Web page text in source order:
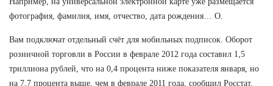
фотография, фамилия, имя, отчество, дата рождения… О.
Вам подключат отдельный счёт для мобильных подписок. Оборот
розничной торговли в России в феврале 2012 года составил 1,5
триллиона рублей, что на 0,4 процента ниже показателя января, но
на 7,7 процента выше, чем в феврале 2011 года, сообщил Росстат.